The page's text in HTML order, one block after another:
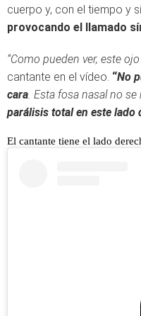
cuerpo y, con el tiempo y
provocando el llamado
“Como pueden ver, este
cantante en el vídeo. “No
cara. Esta fosa nasal no se
parálisis total en este lado
El cantante tiene el lado